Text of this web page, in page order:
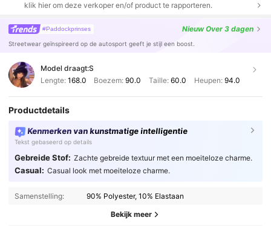
klik hier om deze verkoper en/of product te rapporteren.
#Paddockprinses NieuwOver 3 dagen
Streetwear geïnspireerd op de autosport geeft je stijl een boost.
Model draagt:S
Lengte: 168.0 Boezem:90.0 Taille: 60.0 Heupen: 94.0
Productdetails
Kenmerken van kunstmatige intelligentie
Tekst gebaseerd op details
Gebreide Stof: Zachte gebreide textuur met een moeiteloze charme.
Casual: Casual look met moeiteloze charme.
Samenstelling: 90% Polyester, 10% Elastaan
Bekijk meer